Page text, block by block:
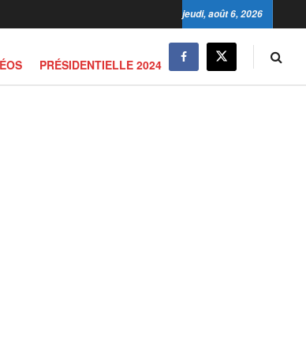
jeudi, août 6, 2026
PRÉSIDENTIELLE 2024